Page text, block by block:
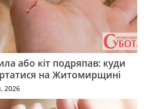
або кіт подряпав: куди
на Житомирщині
2026